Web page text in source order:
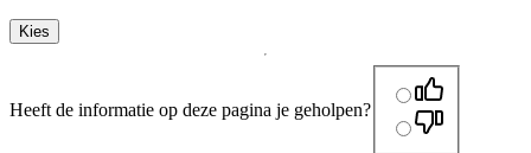
Kies
Heeft de informatie op deze pagina je geholpen?